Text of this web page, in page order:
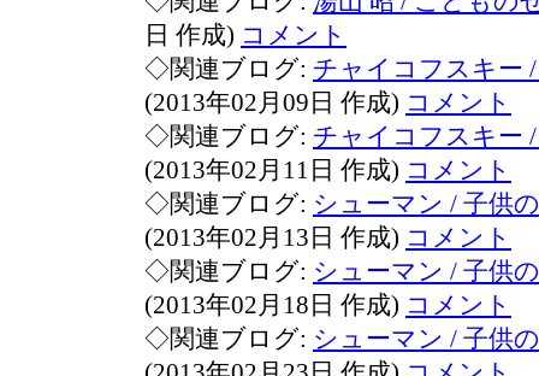
日 作成) コメント
◇関連ブログ: チャイコフスキー
(2013年02月09日 作成) コメント
◇関連ブログ: チャイコフスキー
(2013年02月11日 作成) コメント
◇関連ブログ: シューマン / 子供
(2013年02月13日 作成) コメント
◇関連ブログ: シューマン / 子供
(2013年02月18日 作成) コメント
◇関連ブログ: シューマン / 子供